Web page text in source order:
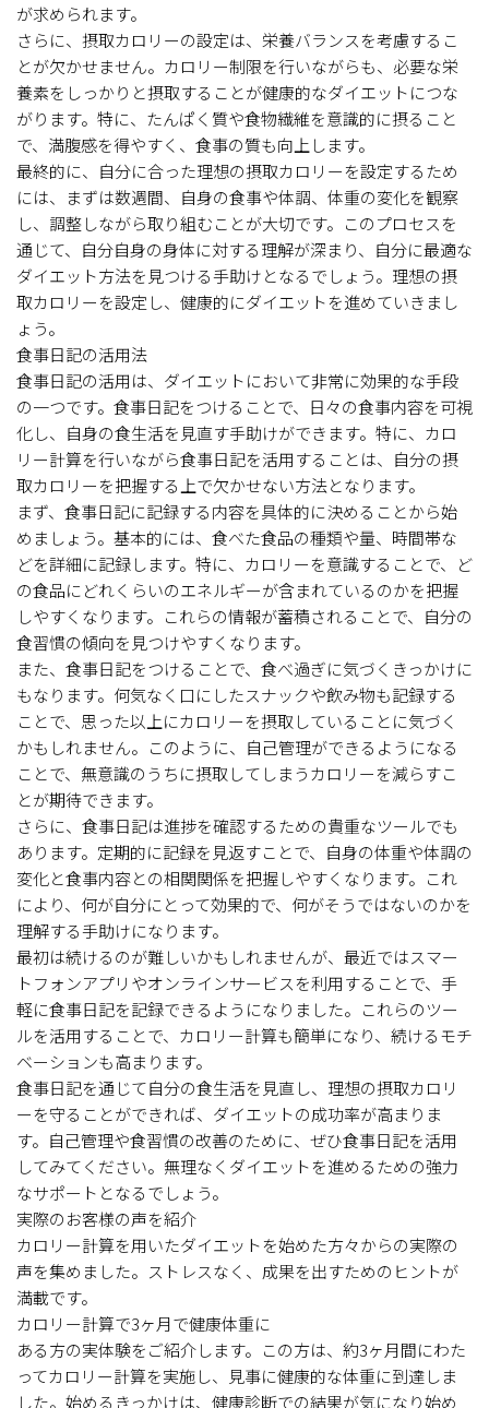
が求められます。
さらに、摂取カロリーの設定は、栄養バランスを考慮するこ
とが欠かせません。カロリー制限を行いながらも、必要な栄
養素をしっかりと摂取することが健康的なダイエットにつな
がります。特に、たんぱく質や食物繊維を意識的に摂ること
で、満腹感を得やすく、食事の質も向上します。
最終的に、自分に合った理想の摂取カロリーを設定するため
には、まずは数週間、自身の食事や体調、体重の変化を観察
し、調整しながら取り組むことが大切です。このプロセスを
通じて、自分自身の身体に対する理解が深まり、自分に最適な
ダイエット方法を見つける手助けとなるでしょう。理想の摂
取カロリーを設定し、健康的にダイエットを進めていきまし
ょう。
食事日記の活用法
食事日記の活用は、ダイエットにおいて非常に効果的な手段
の一つです。食事日記をつけることで、日々の食事内容を可視
化し、自身の食生活を見直す手助けができます。特に、カロ
リー計算を行いながら食事日記を活用することは、自分の摂
取カロリーを把握する上で欠かせない方法となります。
まず、食事日記に記録する内容を具体的に決めることから始
めましょう。基本的には、食べた食品の種類や量、時間帯な
どを詳細に記録します。特に、カロリーを意識することで、ど
の食品にどれくらいのエネルギーが含まれているのかを把握
しやすくなります。これらの情報が蓄積されることで、自分の
食習慣の傾向を見つけやすくなります。
また、食事日記をつけることで、食べ過ぎに気づくきっかけに
もなります。何気なく口にしたスナックや飲み物も記録する
ことで、思った以上にカロリーを摂取していることに気づく
かもしれません。このように、自己管理ができるようになる
ことで、無意識のうちに摂取してしまうカロリーを減らすこ
とが期待できます。
さらに、食事日記は進捗を確認するための貴重なツールでも
あります。定期的に記録を見返すことで、自身の体重や体調の
変化と食事内容との相関関係を把握しやすくなります。これ
により、何が自分にとって効果的で、何がそうではないのかを
理解する手助けになります。
最初は続けるのが難しいかもしれませんが、最近ではスマー
トフォンアプリやオンラインサービスを利用することで、手
軽に食事日記を記録できるようになりました。これらのツー
ルを活用することで、カロリー計算も簡単になり、続けるモチ
ベーションも高まります。
食事日記を通じて自分の食生活を見直し、理想の摂取カロリ
ーを守ることができれば、ダイエットの成功率が高まりま
す。自己管理や食習慣の改善のために、ぜひ食事日記を活用
してみてください。無理なくダイエットを進めるための強力
なサポートとなるでしょう。
実際のお客様の声を紹介
カロリー計算を用いたダイエットを始めた方々からの実際の
声を集めました。ストレスなく、成果を出すためのヒントが
満載です。
カロリー計算で3ヶ月で健康体重に
ある方の実体験をご紹介します。この方は、約3ヶ月間にわた
ってカロリー計算を実施し、見事に健康的な体重に到達しま
した。始めるきっかけは、健康診断での結果が気になり始め